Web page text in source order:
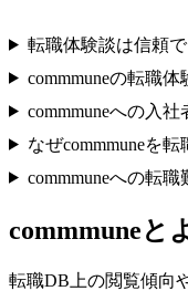
転職体験談は信頼
commmuneの転職
commmuneへの入
なぜcommmuneを
commmuneへの転
commmuneと
転職DB上の閲覧傾向